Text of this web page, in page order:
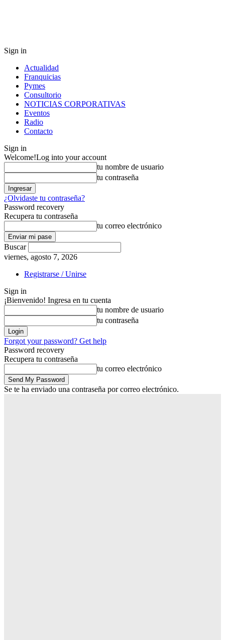
Sign in
Actualidad
Franquicias
Pymes
Consultorio
NOTICIAS CORPORATIVAS
Eventos
Radio
Contacto
Sign in
Welcome!Log into your account
tu nombre de usuario
tu contraseña
¿Olvidaste tu contraseña?
Password recovery
Recupera tu contraseña
tu correo electrónico
Buscar
viernes, agosto 7, 2026
Registrarse / Unirse
Sign in
¡Bienvenido! Ingresa en tu cuenta
tu nombre de usuario
tu contraseña
Forgot your password? Get help
Password recovery
Recupera tu contraseña
tu correo electrónico
Se te ha enviado una contraseña por correo electrónico.